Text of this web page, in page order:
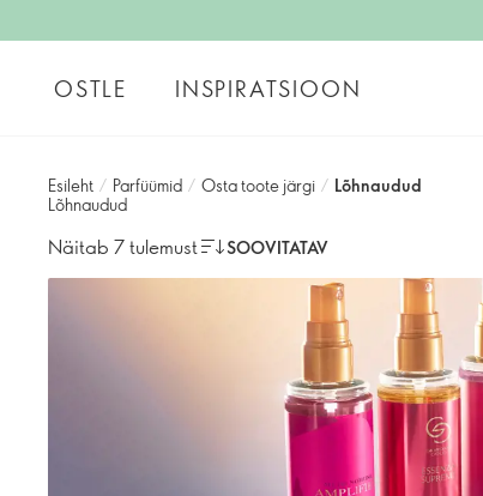
OSTLE INSPIRATSIOON
Esileht / Parfüümid / Osta toote järgi / Lõhnaudud
Lõhnaudud
Näitab 7 tulemust SOOVITATAV